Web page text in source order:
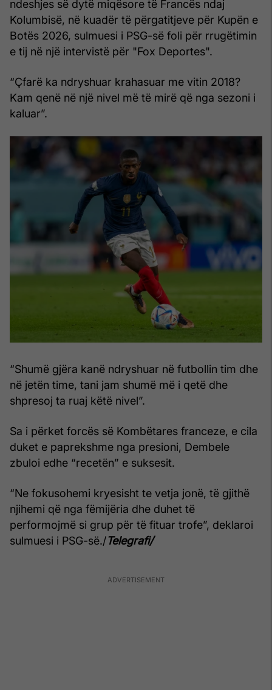
ndeshjes së dytë miqësore të Francës ndaj
Kolumbisë, në kuadër të përgatitjeve për Kupën e
Botës 2026, sulmuesi i PSG-së foli për rrugëtimin
e tij në një intervistë për "Fox Deportes".
“Çfarë ka ndryshuar krahasuar me vitin 2018?
Kam qenë në një nivel më të mirë që nga sezoni i
kaluar”.
“Shumë gjëra kanë ndryshuar në futbollin tim dhe
në jetën time, tani jam shumë më i qetë dhe
shpresoj ta ruaj këtë nivel”.
Sa i përket forcës së Kombëtares franceze, e cila
duket e paprekshme nga presioni, Dembele
zbuloi edhe “recetën” e suksesit.
“Ne fokusohemi kryesisht te vetja jonë, të gjithë
njihemi që nga fëmijëria dhe duhet të
performojmë si grup për të fituar trofe”, deklaroi
sulmuesi i PSG-së./Telegrafi/